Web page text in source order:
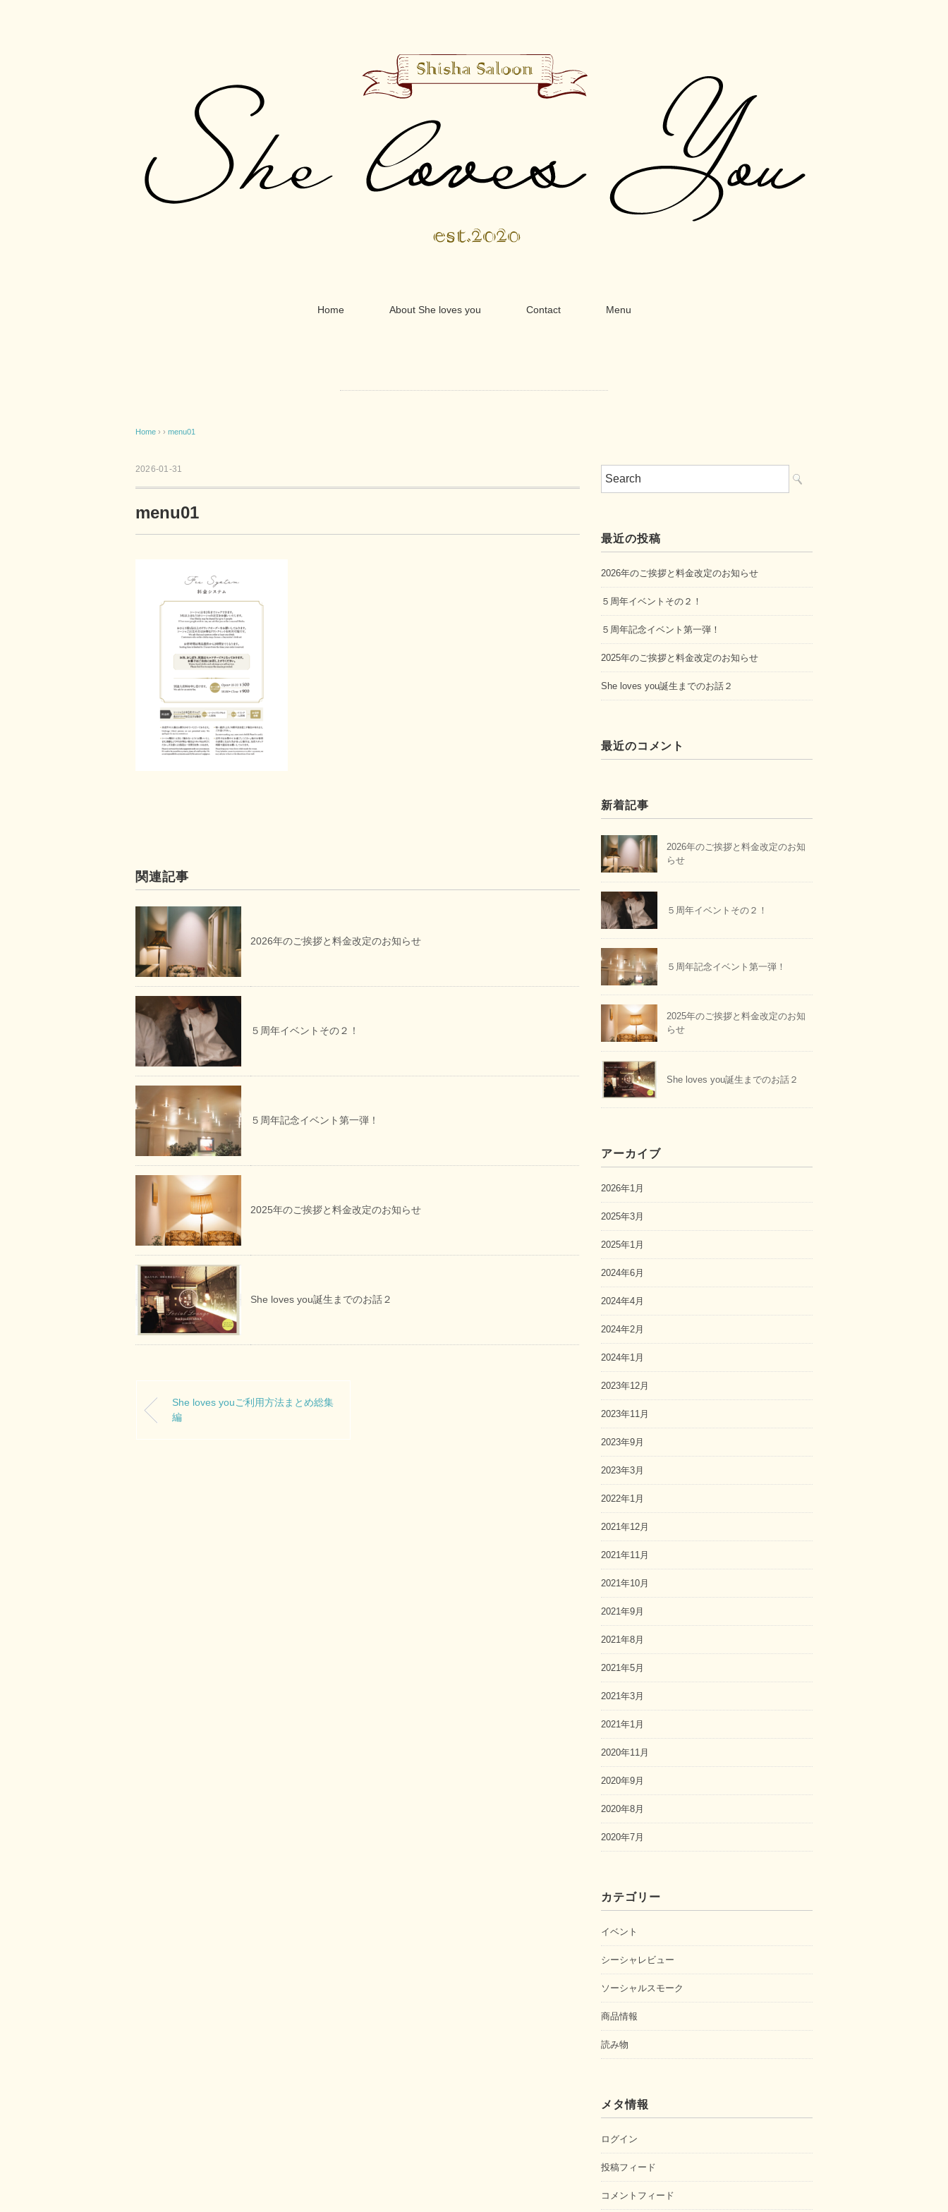
Home About She loves you Contact Menu
Home › › menu01
2026-01-31
menu01
関連記事
2026年のご挨拶と料金改定のお知らせ
５周年イベントその２！
５周年記念イベント第一弾！
2025年のご挨拶と料金改定のお知らせ
She loves you誕生までのお話２
She loves youご利用方法まとめ総集
編
最近の投稿
2026年のご挨拶と料金改定のお知らせ
５周年イベントその２！
５周年記念イベント第一弾！
2025年のご挨拶と料金改定のお知らせ
She loves you誕生までのお話２
最近のコメント
新着記事
2026年のご挨拶と料金改定のお知
らせ
５周年イベントその２！
５周年記念イベント第一弾！
2025年のご挨拶と料金改定のお知
らせ
She loves you誕生までのお話２
アーカイブ
2026年1月
2025年3月
2025年1月
2024年6月
2024年4月
2024年2月
2024年1月
2023年12月
2023年11月
2023年9月
2023年3月
2022年1月
2021年12月
2021年11月
2021年10月
2021年9月
2021年8月
2021年5月
2021年3月
2021年1月
2020年11月
2020年9月
2020年8月
2020年7月
カテゴリー
イベント
シーシャレビュー
ソーシャルスモーク
商品情報
読み物
メタ情報
ログイン
投稿フィード
コメントフィード